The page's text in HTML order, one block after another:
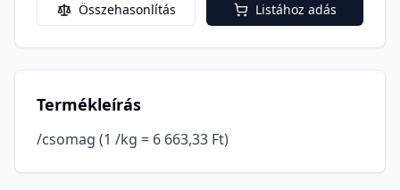
Összehasonlítás Listához adás
Termékleírás
/csomag (1 /kg = 6 663,33 Ft)